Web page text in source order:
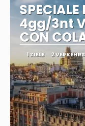
4gg/3nt
CON
1 ZIELE 2